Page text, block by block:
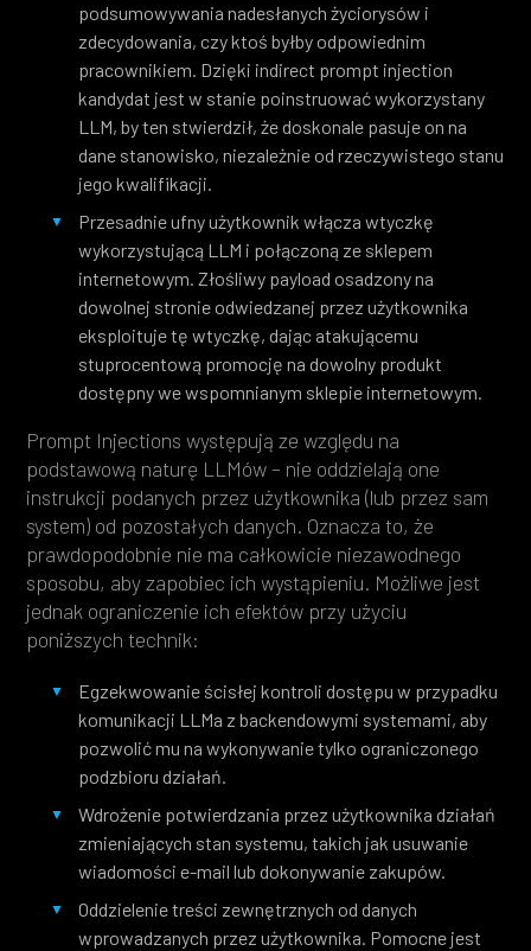
podsumowywania nadesłanych życiorysów i
zdecydowania, czy ktoś byłby odpowiednim
pracownikiem. Dzięki indirect prompt injection
kandydat jest w stanie poinstruować wykorzystany
LLM, by ten stwierdził, że doskonale pasuje on na
dane stanowisko, niezależnie od rzeczywistego stanu
jego kwalifikacji.
Przesadnie ufny użytkownik włącza wtyczkę
wykorzystującą LLM i połączoną ze sklepem
internetowym. Złośliwy payload osadzony na
dowolnej stronie odwiedzanej przez użytkownika
eksploituje tę wtyczkę, dając atakującemu
stuprocentową promocję na dowolny produkt
dostępny we wspomnianym sklepie internetowym.
Prompt Injections występują ze względu na
podstawową naturę LLMów – nie oddzielają one
instrukcji podanych przez użytkownika (lub przez sam
system) od pozostałych danych. Oznacza to, że
prawdopodobnie nie ma całkowicie niezawodnego
sposobu, aby zapobiec ich wystąpieniu. Możliwe jest
jednak ograniczenie ich efektów przy użyciu
poniższych technik:
Egzekwowanie ścisłej kontroli dostępu w przypadku
komunikacji LLMa z backendowymi systemami, aby
pozwolić mu na wykonywanie tylko ograniczonego
podzbioru działań.
Wdrożenie potwierdzania przez użytkownika działań
zmieniających stan systemu, takich jak usuwanie
wiadomości e-mail lub dokonywanie zakupów.
Oddzielenie treści zewnętrznych od danych
wprowadzanych przez użytkownika. Pomocne jest